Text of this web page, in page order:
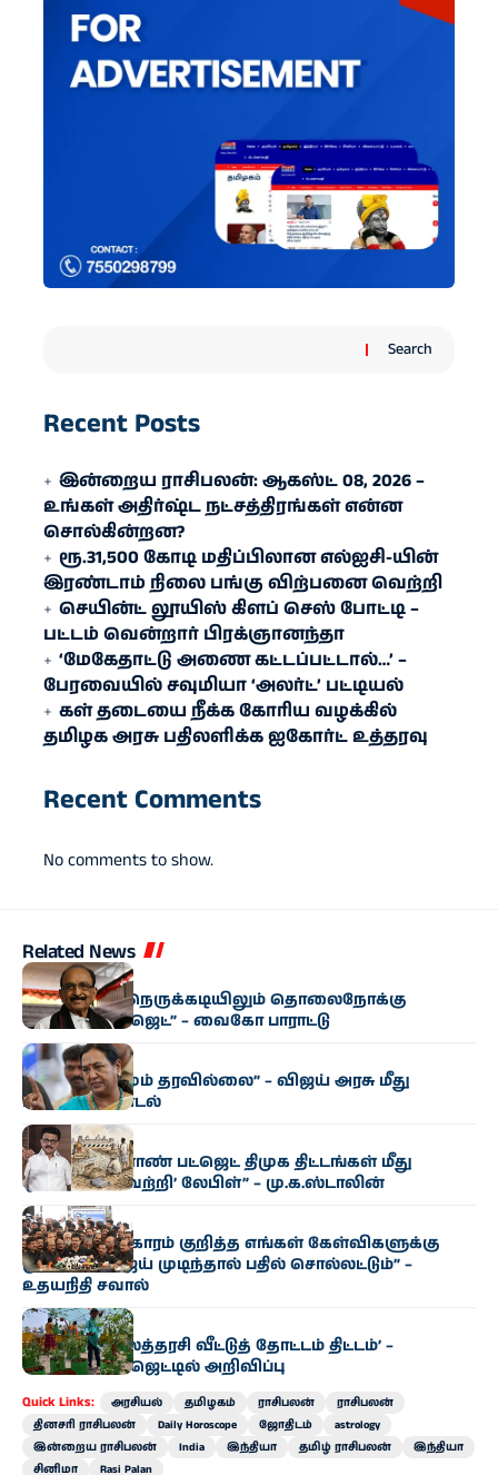
Search
Recent Posts
இன்றைய ராசிபலன்: ஆகஸ்ட் 08, 2026 –
உங்கள் அதிர்ஷ்ட நட்சத்திரங்கள் என்ன
சொல்கின்றன?
ரூ.31,500 கோடி மதிப்பிலான எல்ஐசி-​யின்
இரண்​டாம் நிலை பங்கு விற்பனை வெற்றி
செயின்ட் லூயிஸ் கிளப் செஸ் போட்டி –
பட்டம் வென்றார் பிரக்ஞானந்தா
‘மேகேதாட்டு அணை கட்டப்பட்டால்…’ –
பேரவையில் சவுமியா ‘அலர்ட்’ பட்டியல்
கள் தடையை நீக்க கோரிய வழக்கில்
தமிழக அரசு பதிலளிக்க ஐகோர்ட் உத்தரவு
Recent Comments
No comments to show.
Related News
அரசியல்
“மிகுந்த நிதி நெருக்கடியிலும் தொலைநோக்கு
வேளாண் பட்ஜெட்” – வைகோ பாராட்டு
அரசியல்
“எந்த மாற்றமும் தரவில்லை” – விஜய் அரசு மீது
பிரேமலதா சாடல்
அரசியல்
“தமிழக வேளாண் பட்ஜெட் திமுக திட்டங்கள் மீது
ஒட்டப்பட்ட ‘வெற்றி’ லேபிள்” – மு.க.ஸ்டாலின்
அரசியல்
“காவிரி விவகாரம் குறித்த எங்கள் கேள்விகளுக்கு
முதல்வர் விஜய் முடிந்தால் பதில் சொல்லட்டும்” –
உதயநிதி சவால்
அரசியல்
‘வெற்றி இல்லத்தரசி வீட்டுத் தோட்டம் திட்டம்’ –
வேளாண் பட்ஜெட்டில் அறிவிப்பு
Quick Links: அரசியல் தமிழகம் ராசிபலன்
ராசிபலன்
தினசரி ராசிபலன்
Daily Horoscope ஜோதிடம்
astrology
இன்றைய ராசிபலன்
India இந்தியா தமிழ் ராசிபலன்
இந்தியா
சினிமா
Rasi Palan